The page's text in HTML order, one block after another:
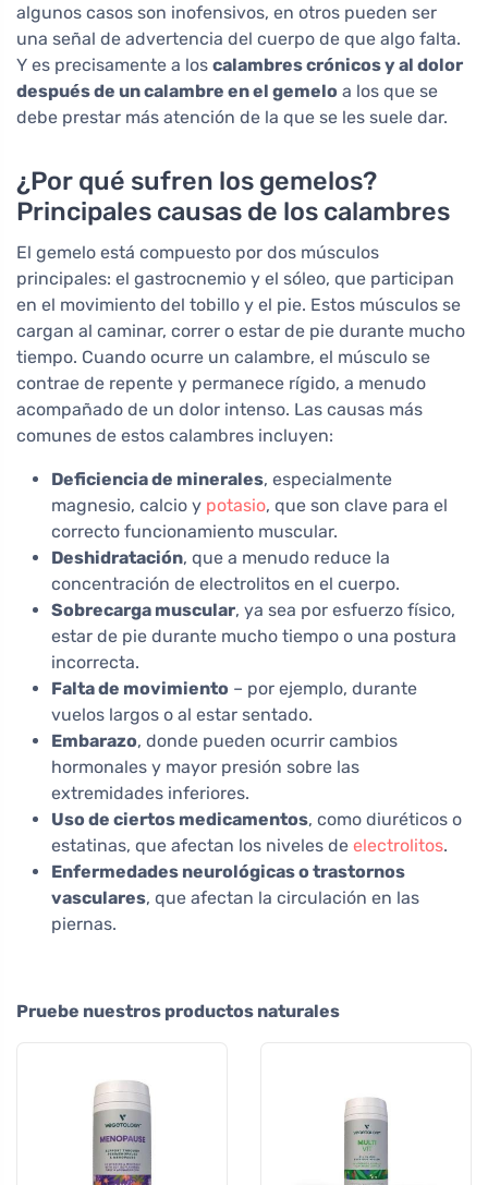
algunos casos son inofensivos, en otros pueden ser
una señal de advertencia del cuerpo de que algo falta.
Y es precisamente a los calambres crónicos y al dolor
después de un calambre en el gemelo a los que se
debe prestar más atención de la que se les suele dar.
¿Por qué sufren los gemelos?
Principales causas de los calambres
El gemelo está compuesto por dos músculos
principales: el gastrocnemio y el sóleo, que participan
en el movimiento del tobillo y el pie. Estos músculos se
cargan al caminar, correr o estar de pie durante mucho
tiempo. Cuando ocurre un calambre, el músculo se
contrae de repente y permanece rígido, a menudo
acompañado de un dolor intenso. Las causas más
comunes de estos calambres incluyen:
Deficiencia de minerales, especialmente
magnesio, calcio y potasio, que son clave para el
correcto funcionamiento muscular.
Deshidratación, que a menudo reduce la
concentración de electrolitos en el cuerpo.
Sobrecarga muscular, ya sea por esfuerzo físico,
estar de pie durante mucho tiempo o una postura
incorrecta.
Falta de movimiento – por ejemplo, durante
vuelos largos o al estar sentado.
Embarazo, donde pueden ocurrir cambios
hormonales y mayor presión sobre las
extremidades inferiores.
Uso de ciertos medicamentos, como diuréticos o
estatinas, que afectan los niveles de electrolitos.
Enfermedades neurológicas o trastornos
vasculares, que afectan la circulación en las
piernas.
Pruebe nuestros productos naturales